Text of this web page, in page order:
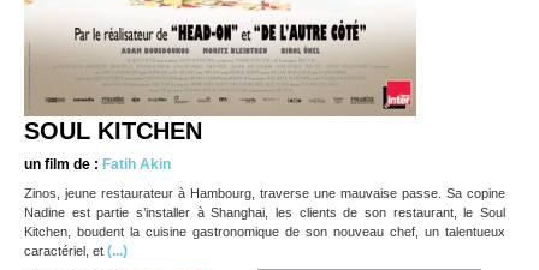
SOUL KITCHEN
un film de : Fatih Akin
Zinos, jeune restaurateur à Hambourg, traverse une mauvaise passe. Sa copine
Nadine est partie s’installer à Shanghai, les clients de son restaurant, le Soul
Kitchen, boudent la cuisine gastronomique de son nouveau chef, un talentueux
caractériel, et (...)